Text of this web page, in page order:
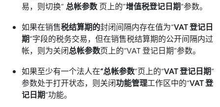
易，则切换“ 总帐参数 页上的”增值税登记日期“参数。
如果在销售税结算期的封闭间隔内存在值为“VAT 登记日
期”字段的税务交易，但在销售税结算期的公开间隔内过
帐，则为关闭总帐参数页上的“VAT 登记日期”参数。
如果至少有一个法人在“总帐参数”页上的“VAT 登记日期”
参数处于打开状态，则关闭功能管理工作区中的“VAT 登
记日期”功能。